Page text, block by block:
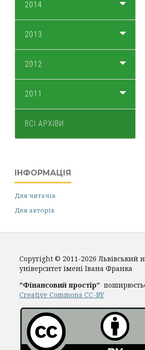
2014
2013
2012
2011
ВСІ АРХІВИ
ІНФОРМАЦІЯ
Для читачів
Для авторів
Copyright © 2011-2026 Львівський
університет імені Івана Франка
"Фінансовий простір"
Creative Commons CC-BY